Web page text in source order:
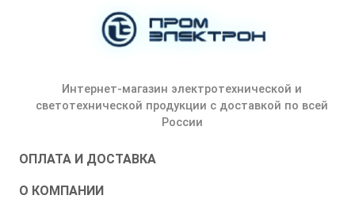
Интернет-магазин электротехнической и
светотехнической продукции с доставкой по всей
России
ОПЛАТА И ДОСТАВКА
О КОМПАНИИ